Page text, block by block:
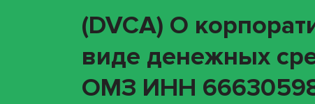
(DVCA) О
виде денежных
ОМЗ ИНН